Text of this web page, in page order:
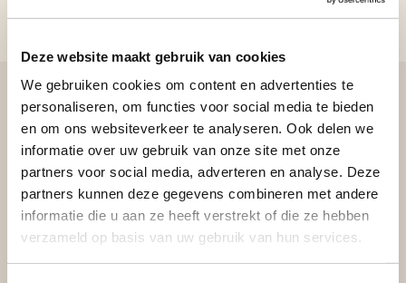
Deze website maakt gebruik van cookies
We gebruiken cookies om content en advertenties te
personaliseren, om functies voor social media te bieden
en om ons websiteverkeer te analyseren. Ook delen we
informatie over uw gebruik van onze site met onze
partners voor social media, adverteren en analyse. Deze
partners kunnen deze gegevens combineren met andere
informatie die u aan ze heeft verstrekt of die ze hebben
verzameld op basis van uw gebruik van hun services.